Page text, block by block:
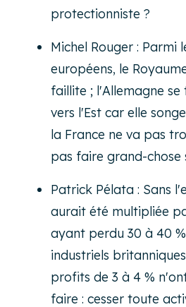
protectionniste ?
Michel Rouger : Parmi
européens, le
faillite ; l'Allemagne
vers l'Est car elle
la France ne va pas
pas faire grand-chose
Patrick Pélata : Sans
aurait été multipliée
ayant perdu 30 à 40
industriels
profits de 3 à 4 %
faire : cesser toute